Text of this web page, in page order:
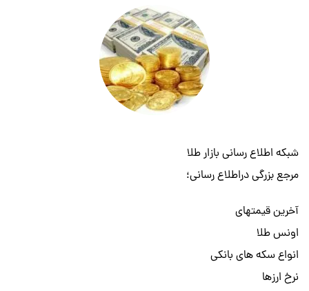
شبکه اطلاع رسانی بازار طلا
مرجع بزرگى دراطلاع رسانى؛
آخرین قیمتهاى
اونس طلا
انواع سکه هاى بانکى
نرخ ارزها